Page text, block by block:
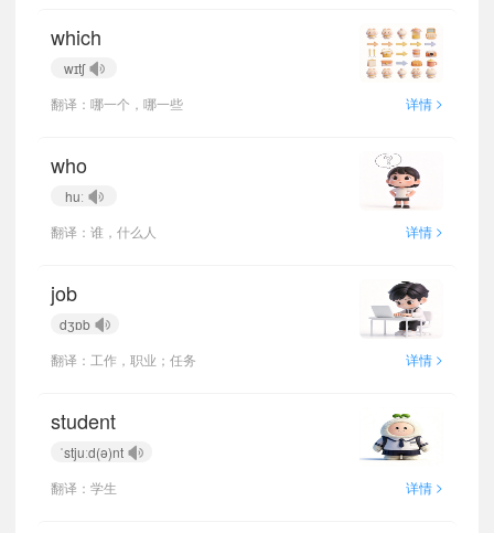
which
wɪtʃ
翻译：哪一个，哪一些
详情 >
who
huː
翻译：谁，什么人
详情 >
job
dʒɒb
翻译：工作，职业；任务
详情 >
student
ˈstjuːd(ə)nt
翻译：学生
详情 >